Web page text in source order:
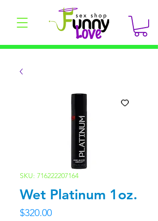
SKU: 716222207164
Wet Platinum 1oz.
$320.00Precio